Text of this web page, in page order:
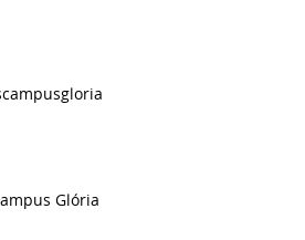
Glória